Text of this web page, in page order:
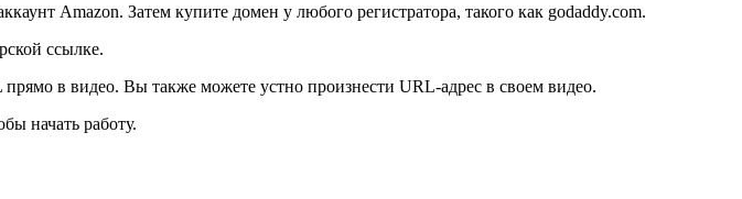
Amazon. Затем купите домен у любого регистратора, такого как godaddy.com.
ссылке.
в видео. Вы также можете устно произнести URL-адрес в своем видео.
начать работу.